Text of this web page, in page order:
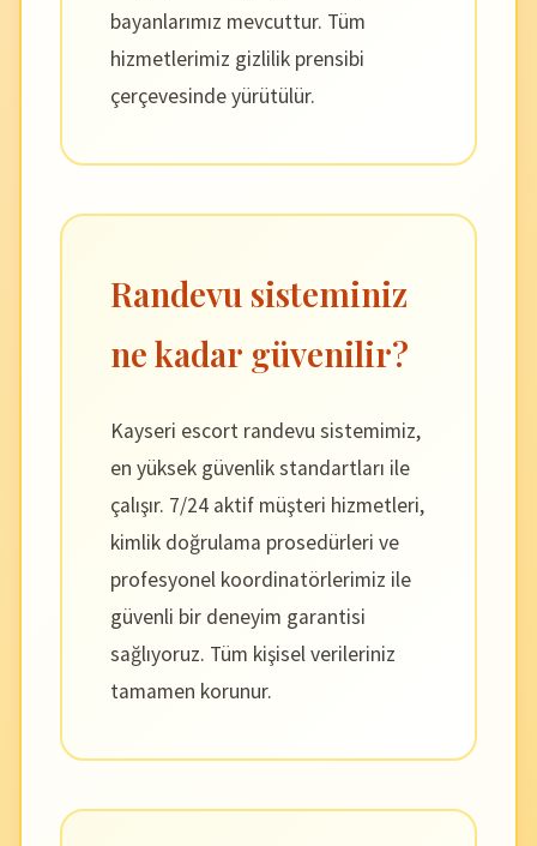
bayanlarımız mevcuttur. Tüm
hizmetlerimiz gizlilik prensibi
çerçevesinde yürütülür.
Randevu sisteminiz
ne kadar güvenilir?
Kayseri escort randevu sistemimiz,
en yüksek güvenlik standartları ile
çalışır. 7/24 aktif müşteri hizmetleri,
kimlik doğrulama prosedürleri ve
profesyonel koordinatörlerimiz ile
güvenli bir deneyim garantisi
sağlıyoruz. Tüm kişisel verileriniz
tamamen korunur.